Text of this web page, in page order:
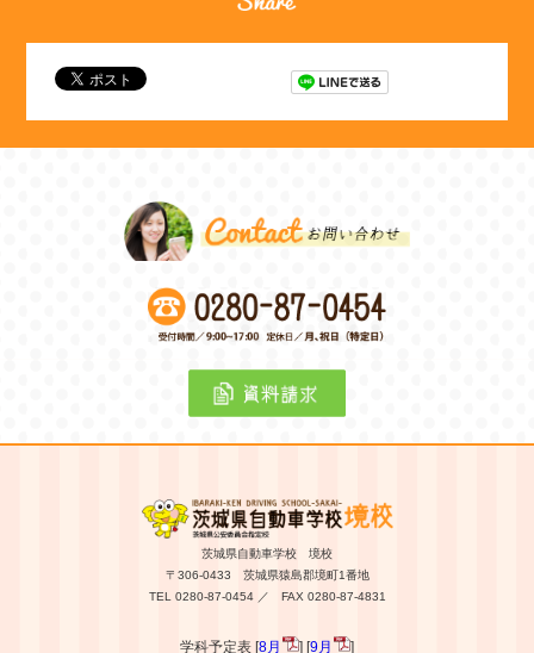
茨城県自動車学校 境校
〒306-0433 茨城県猿島郡境町1番地
TEL 0280-87-0454 ／ FAX 0280-87-4831
学科予定表 [8月 ] [9月 ]